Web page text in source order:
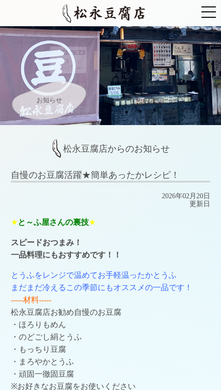
お知らせ
松永豆腐店からのお知らせ
自慢のお豆腐活躍★簡単あったかレシピ！
2026年02月20日
更新日
★と～ふ屋さんの裏技★
スピードおつまみ！
一品料理にもおすすめです！！
とうふをレンジで温めてお手軽温ったかとうふ
まだまだ冷えるこの季節にもオススメの一品です！
-----材料-----
松永豆腐店お勧め自慢のお豆腐
・ほろりもめん
・のどごし絹とうふ
・もっちり豆腐
・まろやかとうふ
・頑固一徹固豆腐
※お好きなお豆腐をお使いください